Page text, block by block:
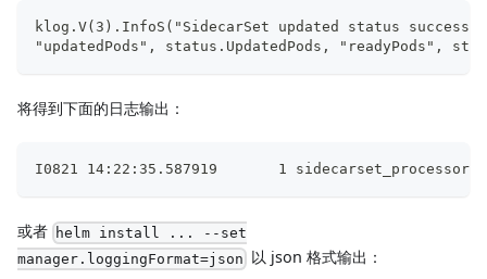
klog.V(3).InfoS("SidecarSet updated status
"updatedPods", status.UpdatedPods, "readyPods",
将得到下面的日志输出：
I0821 14:22:35.587919       1
或者 helm install ... --set
manager.loggingFormat=json 以 json 格式输出：